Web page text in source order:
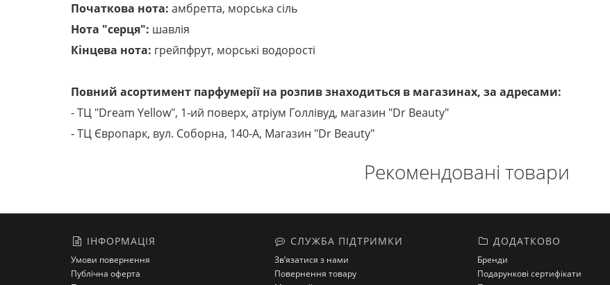
Початкова нота: амбретта, морська сіль
Нота "серця": шавлія
Кінцева нота: грейпфрут, морські водорості
Повний асортимент парфумерії на розпив знаходиться в магазинах, за адресами:
- ТЦ "Dream Yellow", 1-ий поверх, атріум Голлівуд, магазин "Dr Beauty"
- ТЦ Європарк, вул. Соборна, 140-A, Магазин "Dr Beauty"
Рекомендовані товари
ІНФОРМАЦІЯ
Умови повернення
Публічна оферта
СЛУЖБА ПІДТРИМКИ
Зв’язатися з нами
Повернення товару
ДОДАТКОВО
Бренди
Подарункові сертифікати